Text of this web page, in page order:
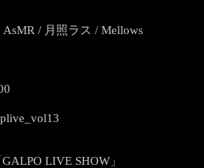
/ 月照ラス / Mellows
LIVE SHOW」